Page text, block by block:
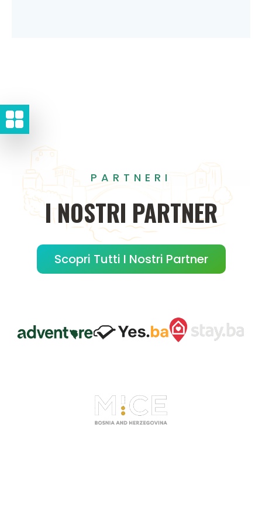
PARTNERI
INOSTRI PARTNER
Scopri Tutti I Nostri Partner